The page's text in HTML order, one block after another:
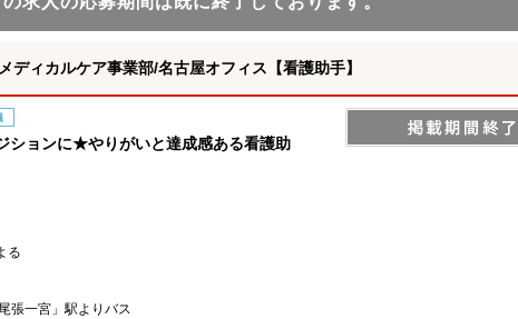
ィカルケア事業部/名古屋オフィス【看護助手】
ションに★やりがいと達成感ある看護助
る
張一宮」駅よりバス